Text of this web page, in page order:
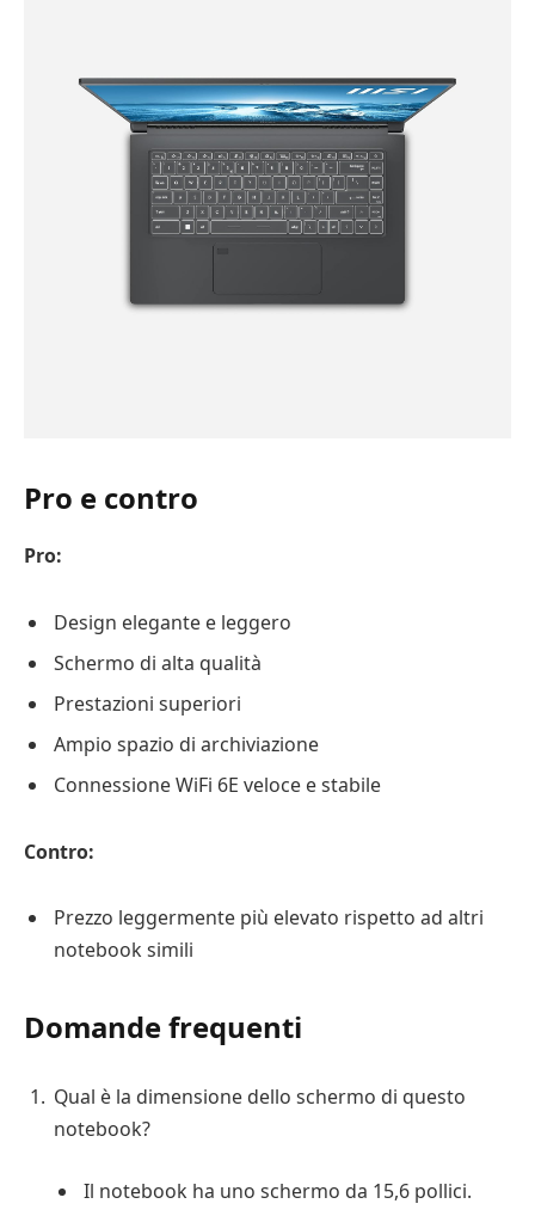
Pro e contro
Pro:
Design elegante e leggero
Schermo di alta qualità
Prestazioni superiori
Ampio spazio di archiviazione
Connessione WiFi 6E veloce e stabile
Contro:
Prezzo leggermente più elevato rispetto ad altri
notebook simili
Domande frequenti
Qual è la dimensione dello schermo di questo
notebook?
Il notebook ha uno schermo da 15,6 pollici.